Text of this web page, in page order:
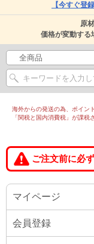
【今すぐ登録
原
価格が変動する
海外からの発送の為、ポイン
「関税と国内消費税」が課税
ご注文前に必
マイページ
会員登録